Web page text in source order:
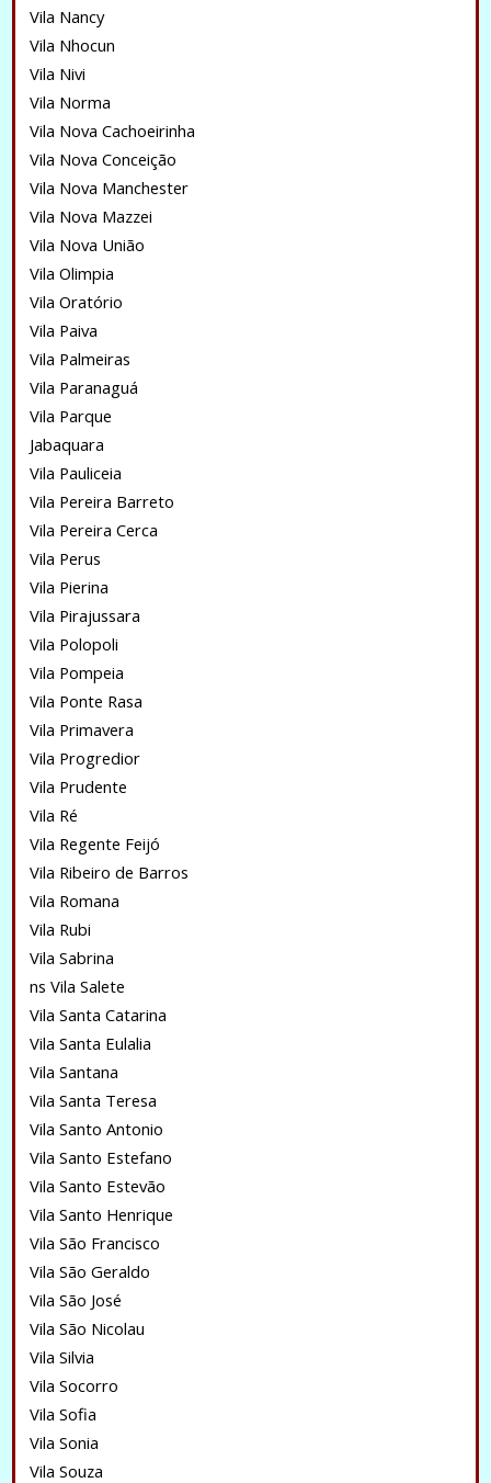
Vila Nancy
Vila Nhocun
Vila Nivi
Vila Norma
Vila Nova Cachoeirinha
Vila Nova Conceição
Vila Nova Manchester
Vila Nova Mazzei
Vila Nova União
Vila Olimpia
Vila Oratório
Vila Paiva
Vila Palmeiras
Vila Paranaguá
Vila Parque
Jabaquara
Vila Pauliceia
Vila Pereira Barreto
Vila Pereira Cerca
Vila Perus
Vila Pierina
Vila Pirajussara
Vila Polopoli
Vila Pompeia
Vila Ponte Rasa
Vila Primavera
Vila Progredior
Vila Prudente
Vila Ré
Vila Regente Feijó
Vila Ribeiro de Barros
Vila Romana
Vila Rubi
Vila Sabrina
ns Vila Salete
Vila Santa Catarina
Vila Santa Eulalia
Vila Santana
Vila Santa Teresa
Vila Santo Antonio
Vila Santo Estefano
Vila Santo Estevão
Vila Santo Henrique
Vila São Francisco
Vila São Geraldo
Vila São José
Vila São Nicolau
Vila Silvia
Vila Socorro
Vila Sofia
Vila Sonia
Vila Souza